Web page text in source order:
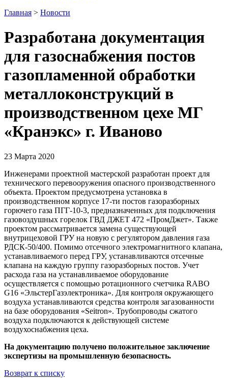
Главная > Новости
Разработана документация
для газоснабжения постов
газопламенной обработки
металлоконструкций в
производственном цехе МГ
«Кранэкс» г. Иваново
23 Марта 2020
Инженерами проектной мастерской разработан проект для
технического перевооружения опасного производственного
объекта. Проектом предусмотрена установка в
производственном корпусе 17-ти постов газоразборных
горючего газа ПГГ-10-3, предназначенных для подключения
газовоздушных горелок ГВД ДЖЕТ 472 «ПромДжет». Также
проектом рассматривается замена существующей
внутрицеховой ГРУ на новую с регулятором давления газа
РДСК-50/400. Помимо отсечного электромагнитного клапана,
устанавливаемого перед ГРУ, устанавливаются отсечные
клапана на каждую группу газоразборных постов. Учет
расхода газа на устанавливаемое оборудование
осуществляется с помощью ротационного счетчика RABO
G16 «ЭльстерГазэлектроника». Для контроля окружающего
воздуха устанавливаются средства контроля загазованности
на базе оборудования «Seitron». Трубопроводы сжатого
воздуха подключаются к действующей системе
воздухоснабжения цеха.
На документацию получено положительное заключение
экспертизы на промышленную безопасность.
Возврат к списку